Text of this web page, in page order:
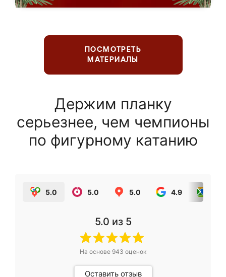
ПОСМОТРЕТЬ
МАТЕРИАЛЫ
Держим планку
серьезнее, чем чемпионы
по фигурному катанию
5.0 5.0 5.0 4.9
5.0 из 5
На основе 943 оценок
Оставить отзыв